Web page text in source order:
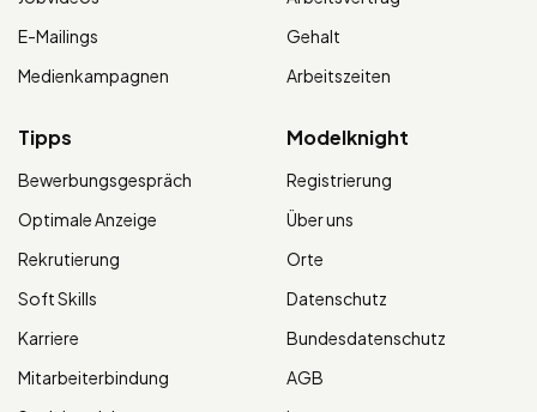
E-Mailings
Medienkampagnen
Gehalt
Arbeitszeiten
Tipps
Bewerbungsgespräch
Optimale Anzeige
Rekrutierung
Soft Skills
Karriere
Mitarbeiterbindung
Modelknight
Registrierung
Über uns
Orte
Datenschutz
Bundesdatenschutz
AGB